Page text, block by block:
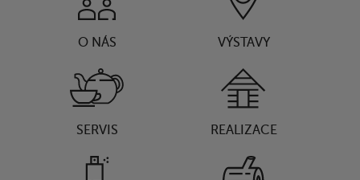
O NÁS VÝSTAVY
SERVIS REALIZACE